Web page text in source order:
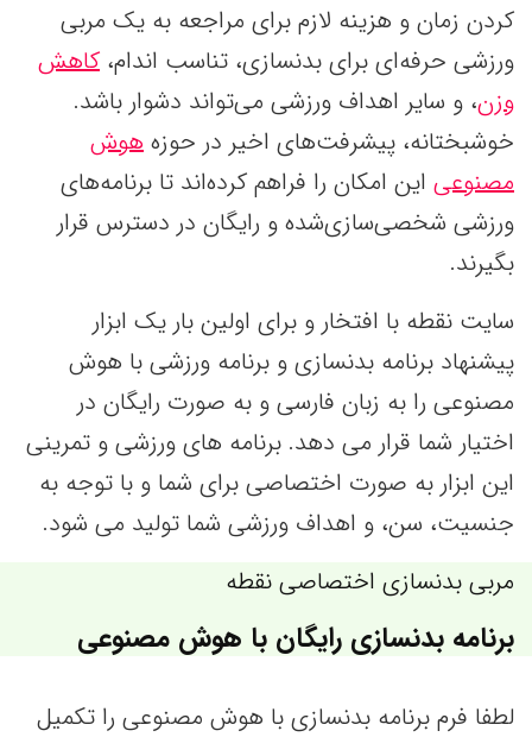
کردن زمان و هزینه لازم برای مراجعه به یک مربی
ورزشی حرفه‌ای برای بدنسازی، تناسب اندام، کاهش
وزن، و سایر اهداف ورزشی می‌تواند دشوار باشد.
خوشبختانه، پیشرفت‌های اخیر در حوزههوش
مصنوعی این امکان را فراهم کرده‌اند تا برنامه‌های
ورزشی شخصی‌سازی‌شده و رایگان در دسترس قرار
بگیرند.
سایت نقطه با افتخار و برای اولین بار یک ابزار
پیشنهاد برنامه بدنسازی و برنامه ورزشی با هوش
مصنوعی را به زبان فارسی و به صورت رایگان در
اختیار شما قرار می دهد. برنامه های ورزشی و تمرینی
این ابزار به صورت اختصاصی برای شما و با توجه به
جنسیت، سن، و اهداف ورزشی شما تولید می شود.
مربی بدنسازی اختصاصی نقطه
برنامه بدنسازی رایگان با هوش مصنوعی
لطفا فرم برنامه بدنسازی با هوش مصنوعی را تکمیل